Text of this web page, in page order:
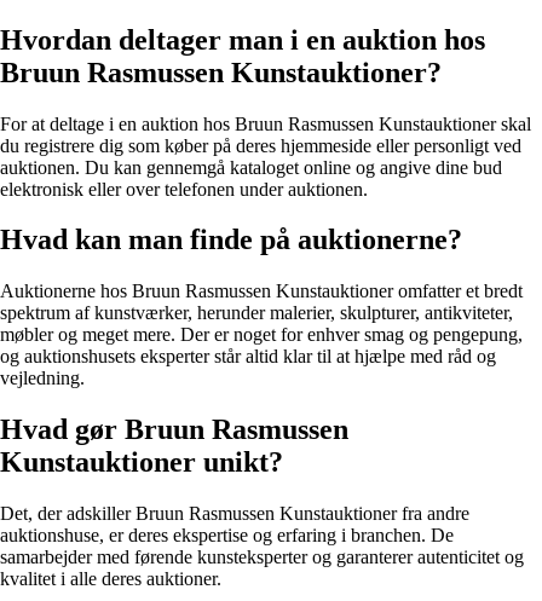
Hvordan deltager man i en auktion hos
Bruun Rasmussen Kunstauktioner?
For at deltage i en auktion hos Bruun Rasmussen Kunstauktioner skal
du registrere dig som køber på deres hjemmeside eller personligt ved
auktionen. Du kan gennemgå kataloget online og angive dine bud
elektronisk eller over telefonen under auktionen.
Hvad kan man finde på auktionerne?
Auktionerne hos Bruun Rasmussen Kunstauktioner omfatter et bredt
spektrum af kunstværker, herunder malerier, skulpturer, antikviteter,
møbler og meget mere. Der er noget for enhver smag og pengepung,
og auktionshusets eksperter står altid klar til at hjælpe med råd og
vejledning.
Hvad gør Bruun Rasmussen
Kunstauktioner unikt?
Det, der adskiller Bruun Rasmussen Kunstauktioner fra andre
auktionshuse, er deres ekspertise og erfaring i branchen. De
samarbejder med førende kunsteksperter og garanterer autenticitet og
kvalitet i alle deres auktioner.